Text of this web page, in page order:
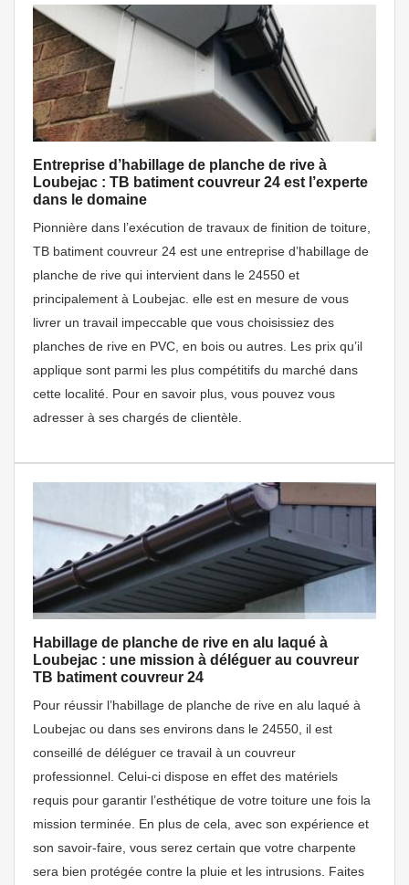
Entreprise d’habillage de planche de rive à
Loubejac : TB batiment couvreur 24 est l’experte
dans le domaine
Pionnière dans l’exécution de travaux de finition de toiture,
TB batiment couvreur 24 est une entreprise d’habillage de
planche de rive qui intervient dans le 24550 et
principalement à Loubejac. elle est en mesure de vous
livrer un travail impeccable que vous choisissiez des
planches de rive en PVC, en bois ou autres. Les prix qu’il
applique sont parmi les plus compétitifs du marché dans
cette localité. Pour en savoir plus, vous pouvez vous
adresser à ses chargés de clientèle.
Habillage de planche de rive en alu laqué à
Loubejac : une mission à déléguer au couvreur
TB batiment couvreur 24
Pour réussir l’habillage de planche de rive en alu laqué à
Loubejac ou dans ses environs dans le 24550, il est
conseillé de déléguer ce travail à un couvreur
professionnel. Celui-ci dispose en effet des matériels
requis pour garantir l’esthétique de votre toiture une fois la
mission terminée. En plus de cela, avec son expérience et
son savoir-faire, vous serez certain que votre charpente
sera bien protégée contre la pluie et les intrusions. Faites